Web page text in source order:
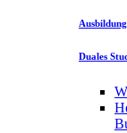
Ausbildung
Duales